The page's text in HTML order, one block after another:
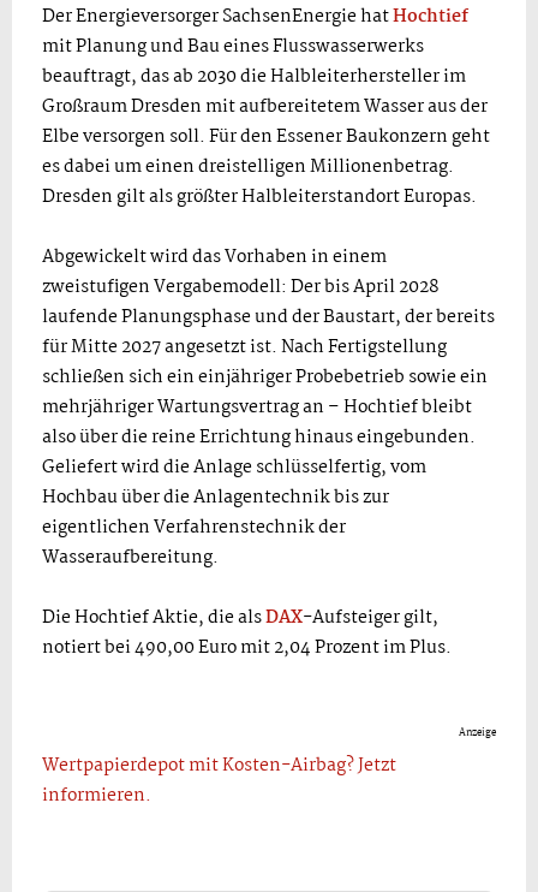
Der Energieversorger SachsenEnergie hatHochtief
mit Planung und Bau eines Flusswasserwerks
beauftragt, das ab 2030 die Halbleiterhersteller im
Großraum Dresden mit aufbereitetem Wasser aus der
Elbe versorgen soll. Für den Essener Baukonzern geht
es dabei um einen dreistelligen Millionenbetrag.
Dresden gilt als größter Halbleiterstandort Europas.
Abgewickelt wird das Vorhaben in einem
zweistufigen Vergabemodell: Der bis April 2028
laufende Planungsphase und der Baustart, der bereits
für Mitte 2027 angesetzt ist. Nach Fertigstellung
schließen sich ein einjähriger Probebetrieb sowie ein
mehrjähriger Wartungsvertrag an – Hochtief bleibt
also über die reine Errichtung hinaus eingebunden.
Geliefert wird die Anlage schlüsselfertig, vom
Hochbau über die Anlagentechnik bis zur
eigentlichen Verfahrenstechnik der
Wasseraufbereitung.
Die Hochtief Aktie, die alsDAX-Aufsteiger gilt,
notiert bei 490,00 Euro mit 2,04 Prozent im Plus.
Anzeige
Wertpapierdepot mit Kosten-Airbag? Jetzt
informieren.